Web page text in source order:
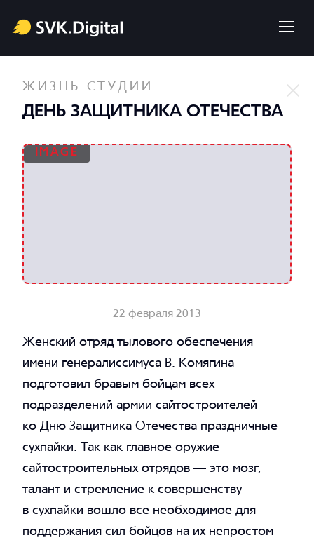
Telegram
SVK
Telegram
+7 499 685 00 43
ЖИЗНЬ СТУДИИ
ДЕНЬ ЗАЩИТНИКА ОТЕЧЕСТВА
22 февраля 2013
Женский отряд тылового обеспечения
имени генералиссимуса В. Комягина
подготовил бравым бойцам всех
подразделений армии сайтостроителей
ко Дню Защитника Отечества праздничные
сухпайки. Так как главное оружие
сайтостроительных отрядов — это мозг,
талант и стремление к совершенству —
в сухпайки вошло все необходимое для
поддержания сил бойцов на их непростом